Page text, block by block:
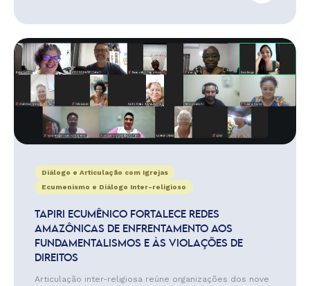
Diálogo e Articulação com Igrejas
Ecumenismo e Diálogo Inter-religioso
TAPIRI ECUMÊNICO FORTALECE REDES
AMAZÔNICAS DE ENFRENTAMENTO AOS
FUNDAMENTALISMOS E ÀS VIOLAÇÕES DE
DIREITOS
Articulação inter-religiosa reúne organizações dos nove